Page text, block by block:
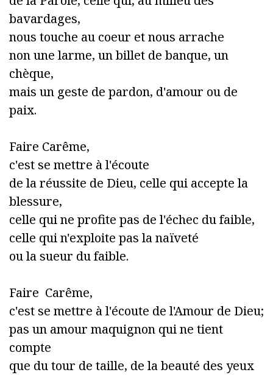
bavardages,
nous touche au coeur et nous arrache
non une larme, un billet de banque, un
chèque,
mais un geste de pardon, d'amour ou de
paix.
Faire Carême,
c'est se mettre à l'écoute
de la réussite de Dieu, celle qui accepte la
blessure,
celle qui ne profite pas de l'échec du faible,
celle qui n'exploite pas la naïveté
ou la sueur du faible.
Faire Carême,
c'est se mettre à l'écoute de l'Amour de Dieu;
pas un amour maquignon qui ne tient
compte
que du tour de taille, de la beauté des yeux